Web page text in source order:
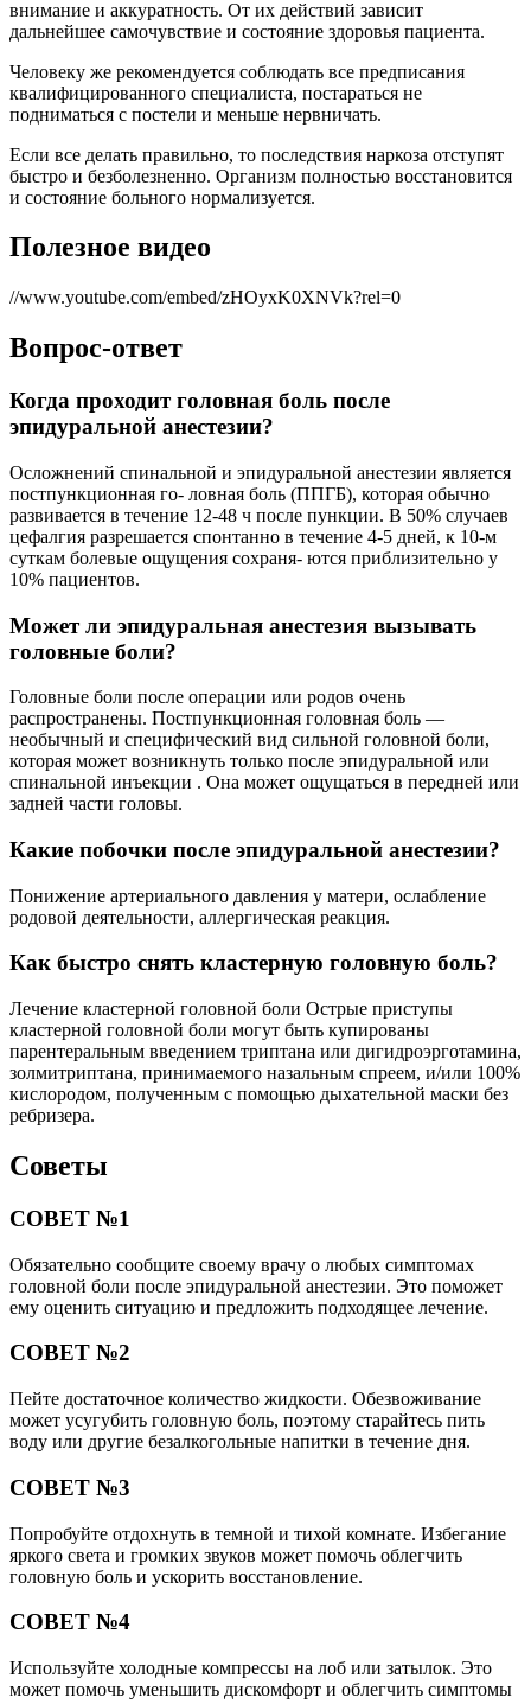
внимание и аккуратность. От их действий зависит
дальнейшее самочувствие и состояние здоровья пациента.
Человеку же рекомендуется соблюдать все предписания
квалифицированного специалиста, постараться не
подниматься с постели и меньше нервничать.
Если все делать правильно, то последствия наркоза отступят
быстро и безболезненно. Организм полностью восстановится
и состояние больного нормализуется.
Полезное видео
//www.youtube.com/embed/zHOyxK0XNVk?rel=0
Вопрос-ответ
Когда проходит головная боль после
эпидуральной анестезии?
Осложнений спинальной и эпидуральной анестезии является
постпункционная го- ловная боль (ППГБ), которая обычно
развивается в течение 12-48 ч после пункции. В 50% случаев
цефалгия разрешается спонтанно в течение 4-5 дней, к 10-м
суткам болевые ощущения сохраня- ются приблизительно у
10% пациентов.
Может ли эпидуральная анестезия вызывать
головные боли?
Головные боли после операции или родов очень
распространены. Постпункционная головная боль —
необычный и специфический вид сильной головной боли,
которая может возникнуть только после эпидуральной или
спинальной инъекции . Она может ощущаться в передней или
задней части головы.
Какие побочки после эпидуральной анестезии?
Понижение артериального давления у матери, ослабление
родовой деятельности, аллергическая реакция.
Как быстро снять кластерную головную боль?
Лечение кластерной головной боли Острые приступы
кластерной головной боли могут быть купированы
парентеральным введением триптана или дигидроэрготамина,
золмитриптана, принимаемого назальным спреем, и/или 100%
кислородом, полученным с помощью дыхательной маски без
ребризера.
Советы
СОВЕТ №1
Обязательно сообщите своему врачу о любых симптомах
головной боли после эпидуральной анестезии. Это поможет
ему оценить ситуацию и предложить подходящее лечение.
СОВЕТ №2
Пейте достаточное количество жидкости. Обезвоживание
может усугубить головную боль, поэтому старайтесь пить
воду или другие безалкогольные напитки в течение дня.
СОВЕТ №3
Попробуйте отдохнуть в темной и тихой комнате. Избегание
яркого света и громких звуков может помочь облегчить
головную боль и ускорить восстановление.
СОВЕТ №4
Используйте холодные компрессы на лоб или затылок. Это
может помочь уменьшить дискомфорт и облегчить симптомы